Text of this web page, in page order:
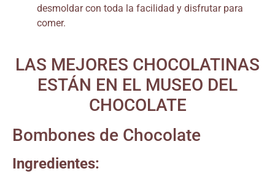
desmoldar con toda la facilidad y disfrutar para
comer.
LAS MEJORES CHOCOLATINAS
ESTÁN EN EL MUSEO DEL
CHOCOLATE
Bombones de Chocolate
Ingredientes: